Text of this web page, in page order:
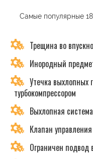
Самые популярные
Трещина во
Инородный
Утечка выхлопных
турбокомпрессором
Выхлопная
Клапан
Ограничен подвод